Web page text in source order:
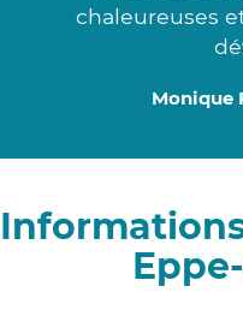
chaleureuses
Monique